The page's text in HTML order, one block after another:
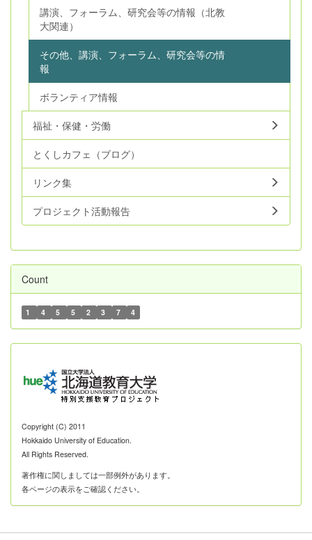
講演、フォーラム、研究会等の情報（北教
大関連）
その他、講演、フォーラム、研究会等の情
報
ボランティア情報
福祉・保健・労働
とくしカフェ（ブログ）
リンク集
プロジェクト活動報告
Count
1 4 5 5 2 3 7 4
Copyright (C) 2011
Hokkaido University of Education.
All Rights Reserved.
著作権に関しましては一部例外があります。
各ページの表示をご確認ください。